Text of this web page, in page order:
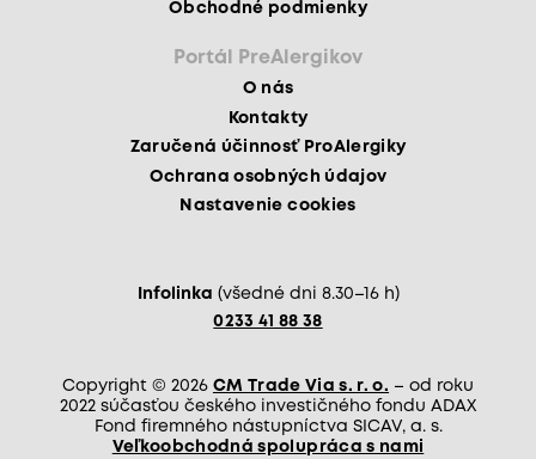
Obchodné podmienky
Portál PreAlergikov
O nás
Kontakty
Zaručená účinnosť ProAlergiky
Ochrana osobných údajov
Nastavenie cookies
Infolinka (všedné dni 8.30–16 h)
0233 41 88 38
Copyright © 2026 CM Trade Via s. r. o. – od roku
2022 súčasťou českého investičného fondu ADAX
Fond firemného nástupníctva SICAV, a. s.
Veľkoobchodná spolupráca s nami